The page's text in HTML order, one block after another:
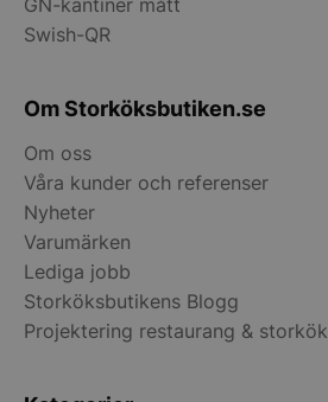
Swish-QR
Om Storköksbutiken.se
Om oss
Våra kunder och referenser
Nyheter
Varumärken
Lediga jobb
Storköksbutikens Blogg
Projektering restaurang & storkök
woocommerce_items_in_cart